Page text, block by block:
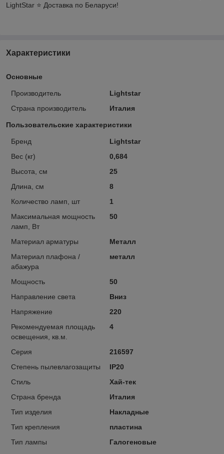
LightStar ⭐️ Доставка по Беларуси!
Характеристики
Основные
Производитель
Lightstar
Страна производитель
Италия
Пользовательские характеристики
Бренд
Lightstar
Вес (кг)
0,684
Высота, см
25
Длина, см
8
Количество ламп, шт
1
Максимальная мощность
ламп, Вт
50
Материал арматуры
Металл
Материал плафона /
абажура
металл
Мощность
50
Направление света
Вниз
Напряжение
220
Рекомендуемая площадь
освещения, кв.м.
4
Серия
216597
Степень пылевлагозащиты
IP20
Стиль
Хай-тек
Страна бренда
Италия
Тип изделия
Накладные
Тип крепления
пластина
Тип лампы
Галогеновые